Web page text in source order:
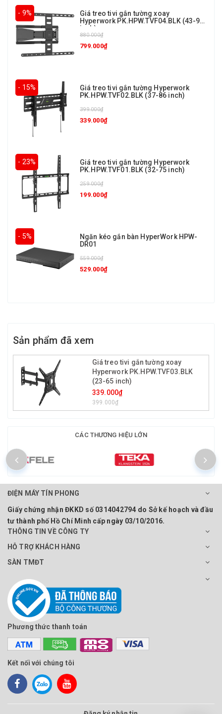
- 9%
Giá treo tivi gắn tường xoay
Hyperwork PK.HPW.TVF04.BLK (43-90
inch)
880.000₫
799.000₫
- 15%
Giá treo tivi gắn tường Hyperwork
PK.HPW.TVF02.BLK (37-86 inch)
399.000₫
339.000₫
- 23%
Giá treo tivi gắn tường Hyperwork
PK.HPW.TVF01.BLK (32-75 inch)
259.000₫
199.000₫
- 5%
Ngăn kéo gắn bàn HyperWork HPW-
DR01
559.000₫
529.000₫
Sản phẩm đã xem
Giá treo tivi gắn tường xoay
Hyperwork PK.HPW.TVF03.BLK
(23-65 inch)
339.000₫
399.000₫
CÁC THƯƠNG HIỆU LỚN
ĐIỆN MÁY TÍN PHONG
Giấy chứng nhận ĐKKD số 0314042794 do Sở kế hoạch và đầu
tư thành phố Hồ Chí Minh cấp ngày 03/10/2016.
THÔNG TIN VỀ CÔNG TY
HỖ TRỢ KHÁCH HÀNG
SÀN TMĐT
Phương thức thanh toán
Kết nối với chúng tôi